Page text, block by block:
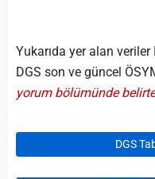
Yukarıda yer alan
DGS son ve güncel
yorum bölümünde
DGS